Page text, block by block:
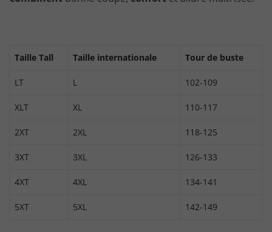
Taille Tall Taille internationale Tour de buste
LT L 102-109
XLT XL 110-117
2XT 2XL 118-125
3XT 3XL 126-133
4XT 4XL 134-141
5XT 5XL 142-149